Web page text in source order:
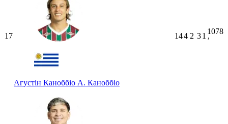
17
Агустін Каноббіо А. Каноббіо
144 2 31
1078
ʼ